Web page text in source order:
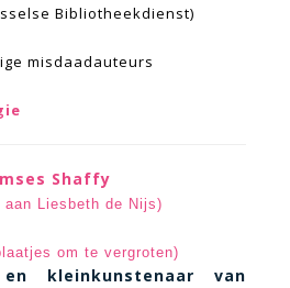
Bibliotheekdienst)
misdaadauteurs
Shaffy
aan Liesbeth de Nijs)
om te vergroten)
kleinkunstenaar van